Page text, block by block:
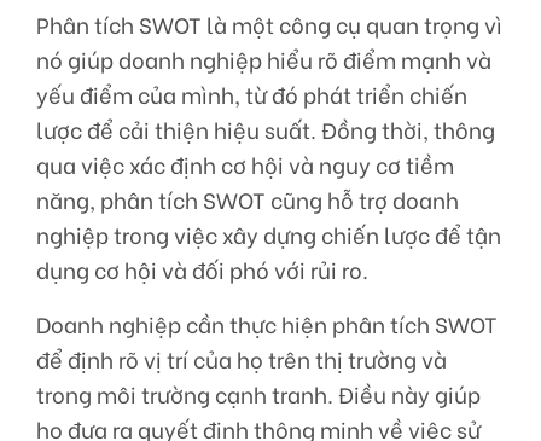
Phân tích SWOT là một công cụ quan trọng vì
nó giúp doanh nghiệp hiểu rõ điểm mạnh và
yếu điểm của mình, từ đó phát triển chiến
lược để cải thiện hiệu suất. Đồng thời, thông
qua việc xác định cơ hội và nguy cơ tiềm
năng, phân tích SWOT cũng hỗ trợ doanh
nghiệp trong việc xây dựng chiến lược để tận
dụng cơ hội và đối phó với rủi ro.
Doanh nghiệp cần thực hiện phân tích SWOT
để định rõ vị trí của họ trên thị trường và
trong môi trường cạnh tranh. Điều này giúp
họ đưa ra quyết định thông minh về việc sử